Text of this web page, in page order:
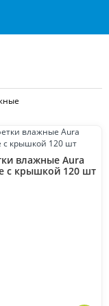
влажные Aura
с крышкой 120 шт